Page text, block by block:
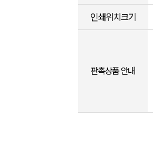
인쇄위치크기
판촉상품 안내